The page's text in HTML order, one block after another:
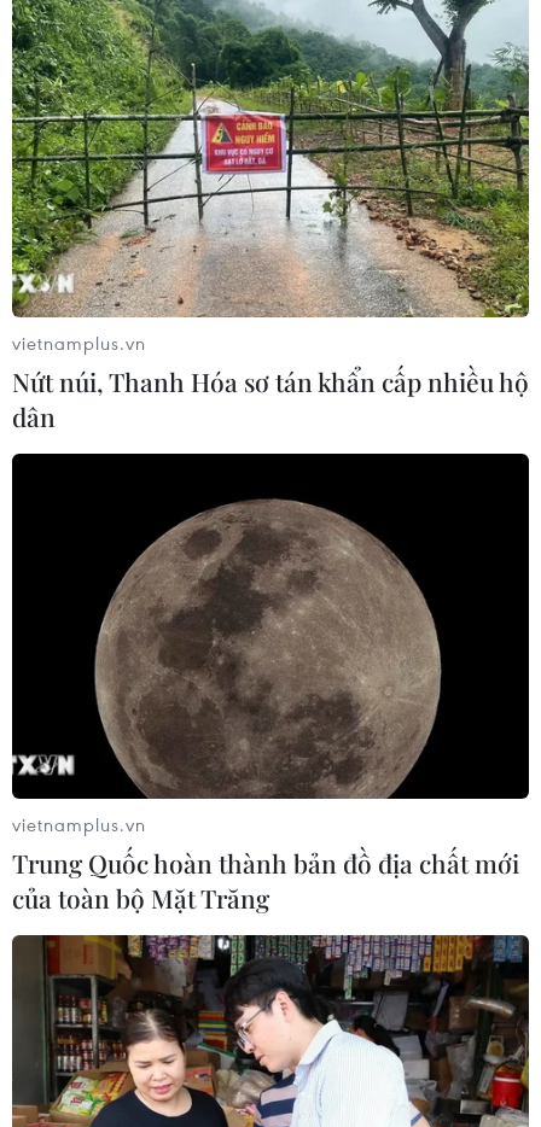
vietnamplus.vn
Nứt núi, Thanh Hóa sơ tán khẩn cấp nhiều hộ
dân
vietnamplus.vn
Trung Quốc hoàn thành bản đồ địa chất mới
của toàn bộ Mặt Trăng